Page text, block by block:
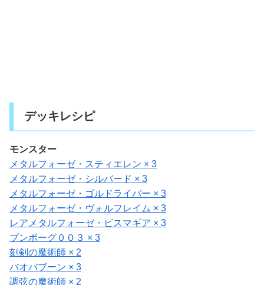
デッキレシピ
モンスター
メタルフォーゼ・スティエレン × 3
メタルフォーゼ・シルバード × 3
メタルフォーゼ・ゴルドライバー × 3
メタルフォーゼ・ヴォルフレイム × 3
レアメタルフォーゼ・ビスマギア × 3
ブンボーグ００３ × 3
刻剣の魔術師 × 2
バオバブーン × 3
調弦の魔術師 × 2